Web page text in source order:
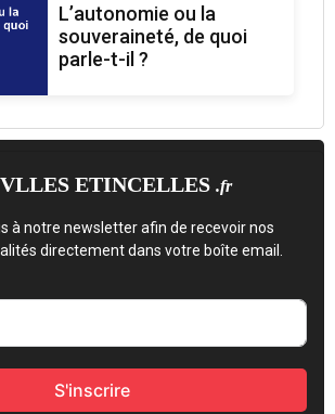
L’autonomie ou la
souveraineté, de quoi
parle-t-il ?
ETINCELLES .fr
à notre newsletter afin de recevoir nos
directement dans votre boîte email.
S'inscrire